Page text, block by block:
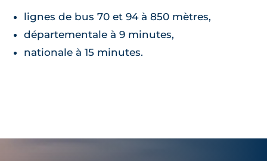
lignes de bus 70 et 94 à 850 mètres,
départementale à 9 minutes,
nationale à 15 minutes.